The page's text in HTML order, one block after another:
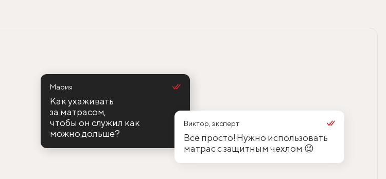
Мария
Как ухаживать
за матрасом,
чтобы он служил как
можно дольше?
Виктор, эксперт
Всё просто! Нужно использовать
матрас с защитным чехлом 😉